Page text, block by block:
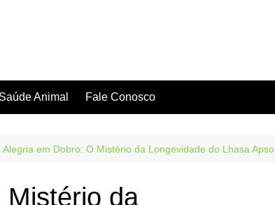
Animal Fale Conosco
Alegria em Dobro: O Mistério da Longevidade do Lhasa Apso
da